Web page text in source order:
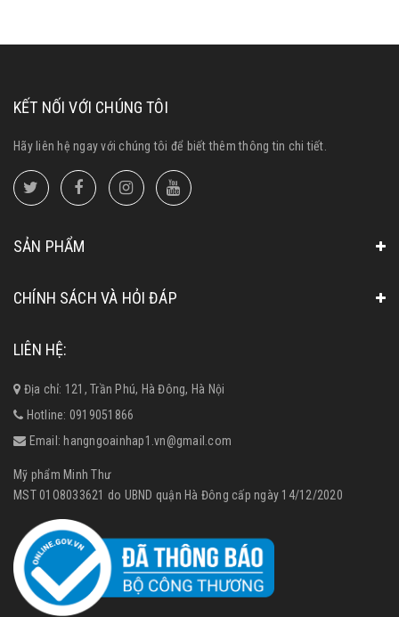
KẾT NỐI VỚI CHÚNG TÔI
Hãy liên hệ ngay với chúng tôi để biết thêm thông tin chi tiết.
SẢN PHẨM
CHÍNH SÁCH VÀ HỎI ĐÁP
LIÊN HỆ:
Địa chỉ: 121, Trần Phú, Hà Đông, Hà Nội
Hotline: 0919051866
Email:hangngoainhap1.vn@gmail.com
Mỹ phẩm Minh Thư
MST 01O8033621 do UBND quận Hà Đông cấp ngày 14/12/2020